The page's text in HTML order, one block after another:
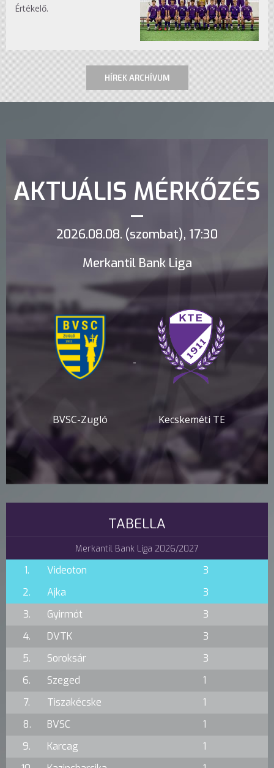
Értékelő.
HÍREK ARCHÍVUM
AKTUÁLIS MÉRKŐZÉS
2026.08.08. (szombat), 17:30
Merkantil Bank Liga
BVSC-Zugló
-
Kecskeméti TE
TABELLA
Merkantil Bank Liga 2026/2027
1. Videoton
3
2.
Ajka
3
3.
Gyirmót
3
4.
DVTK
3
5.
Soroksár
3
6.
Szeged
1
7.
Tiszakécske
1
8.
BVSC
1
9.
Karcag
1